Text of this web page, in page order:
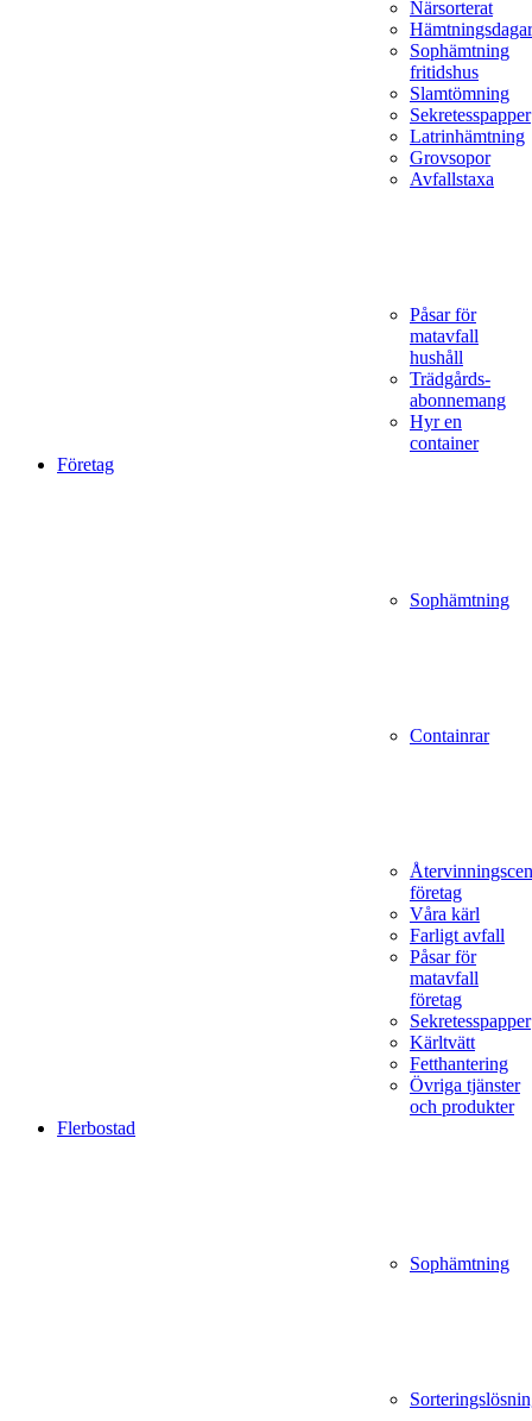
Närsorterat
Hämtningsdagar
Sophämtning
fritidshus
Slamtömning
Sekretesspapper
Latrinhämtning
Grovsopor
Avfallstaxa
Påsar för
matavfall
hushåll
Trädgårds­
abonnemang
Hyr en
container
Företag
Sophämtning
Containrar
företag
Våra kärl
Farligt avfall
Påsar för
matavfall
företag
Sekretesspapper
Kärltvätt
Fetthantering
Övriga tjänster
och produkter
Flerbostad
Sophämtning